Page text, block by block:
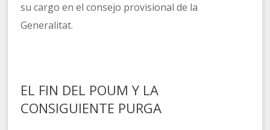
su cargo en el consejo provisional de la
Generalitat.
EL FIN DEL POUM Y LA
CONSIGUIENTE PURGA